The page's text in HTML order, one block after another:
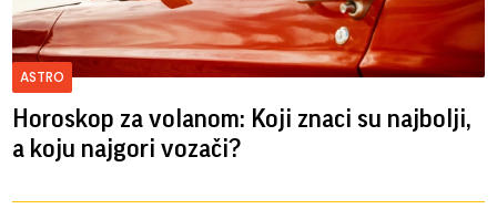
ASTRO
Horoskop za volanom: Koji znaci su najbolji,
a koju najgori vozači?